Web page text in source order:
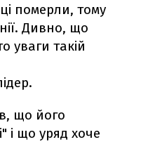
померли, тому
Дивно, що
уваги такій
що його
і що уряд хоче